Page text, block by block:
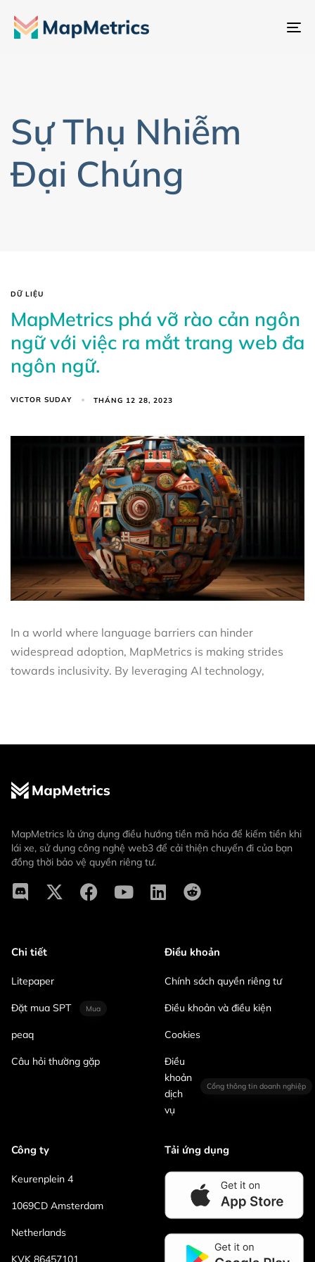
Sự Thụ Nhiễm
Đại Chúng
DỮ LIỆU
MapMetrics phá vỡ rào cản ngôn
ngữ với việc ra mắt trang web đa
ngôn ngữ.
VICTOR SUDAY THÁNG 12 28, 2023
In a world where language barriers can hinder
widespread adoption, MapMetrics is making strides
towards inclusivity. By leveraging AI technology,
MapMetrics là ứng dụng điều hướng tiền mã hóa để kiếm tiền khi
lái xe, sử dụng công nghệ web3 để cải thiện chuyến đi của bạn
đồng thời bảo vệ quyền riêng tư.
Chi tiết
Litepaper
Đặt mua SPT Mua
peaq
Câu hỏi thường gặp
Điều khoản
Chính sách quyền riêng tư
Điều khoản và điều kiện
Cookies
Điều
khoản
dịch
vụ
Cổng thông tin doanh nghiệp
Công ty
Keurenplein 4
1069CD Amsterdam
Netherlands
KVK 86457101
Tải ứng dụng